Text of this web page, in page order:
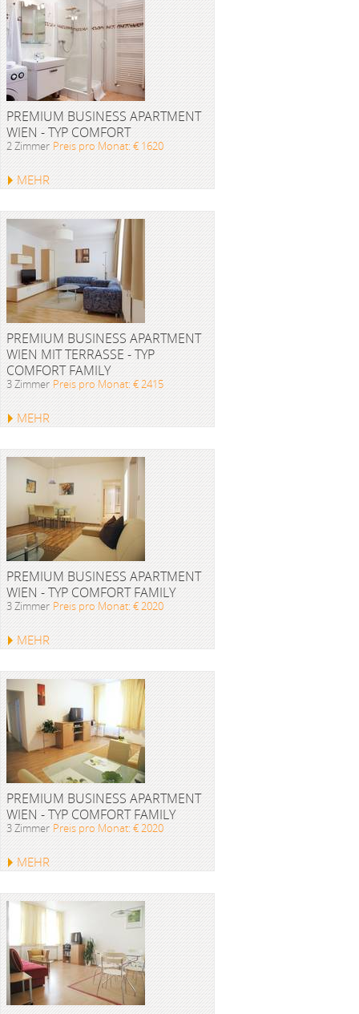
PREMIUM BUSINESS APARTMENT
WIEN - TYP COMFORT
2 Zimmer Preis pro Monat: € 1620
MEHR
PREMIUM BUSINESS APARTMENT
WIEN MIT TERRASSE - TYP
COMFORT FAMILY
3 Zimmer Preis pro Monat: € 2415
MEHR
PREMIUM BUSINESS APARTMENT
WIEN - TYP COMFORT FAMILY
3 Zimmer Preis pro Monat: € 2020
MEHR
PREMIUM BUSINESS APARTMENT
WIEN - TYP COMFORT FAMILY
3 Zimmer Preis pro Monat: € 2020
MEHR